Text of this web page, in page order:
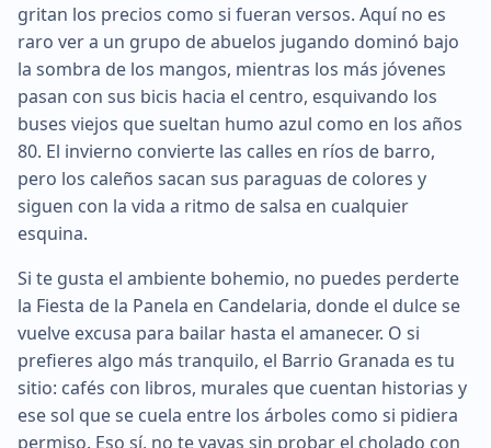
gritan los precios como si fueran versos. Aquí no es
raro ver a un grupo de abuelos jugando dominó bajo
la sombra de los mangos, mientras los más jóvenes
pasan con sus bicis hacia el centro, esquivando los
buses viejos que sueltan humo azul como en los años
80. El invierno convierte las calles en ríos de barro,
pero los caleños sacan sus paraguas de colores y
siguen con la vida a ritmo de salsa en cualquier
esquina.
Si te gusta el ambiente bohemio, no puedes perderte
la Fiesta de la Panela en Candelaria, donde el dulce se
vuelve excusa para bailar hasta el amanecer. O si
prefieres algo más tranquilo, el Barrio Granada es tu
sitio: cafés con libros, murales que cuentan historias y
ese sol que se cuela entre los árboles como si pidiera
permiso. Eso sí, no te vayas sin probar el cholado con